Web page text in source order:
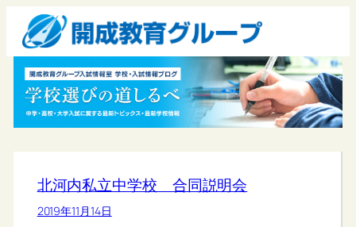
北河内私立中学校 合同説明会
2019年11月14日